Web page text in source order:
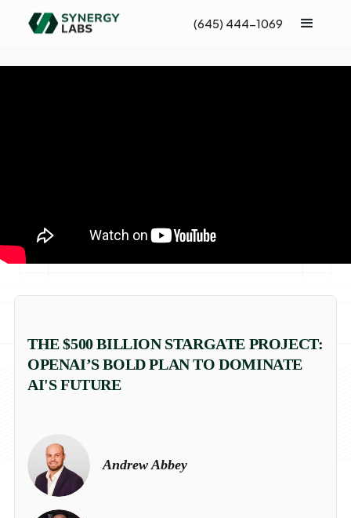
(645) 444-1069
THE $500 BILLION STARGATE PROJECT:
OPENAI’S BOLD PLAN TO DOMINATE
AI'S FUTURE
Andrew Abbey